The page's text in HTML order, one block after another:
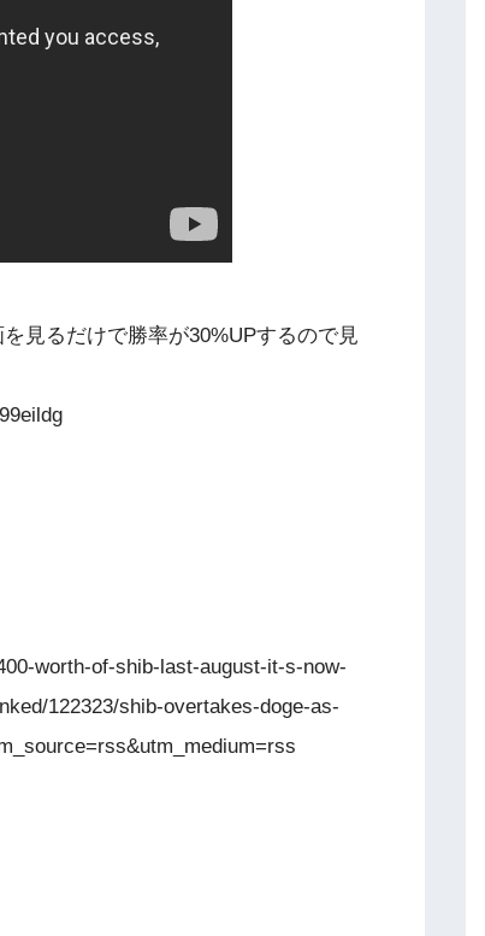
見るだけで勝率が30%UPするので見
worth-of-shib-last-august-it-s-now-
122323/shib-overtakes-doge-as-